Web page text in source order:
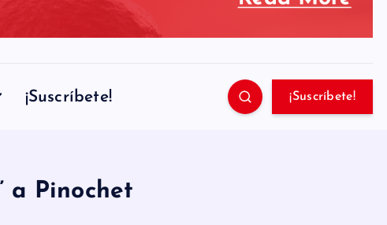
¡Suscríbete! ¡Suscríbete!
a Pinochet